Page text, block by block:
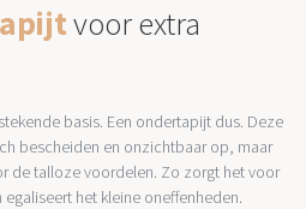
voor extra
basis. Een ondertapijt dus. Deze
bescheiden en onzichtbaar op, maar
de talloze voordelen. Zo zorgt het voor
het kleine oneffenheden.